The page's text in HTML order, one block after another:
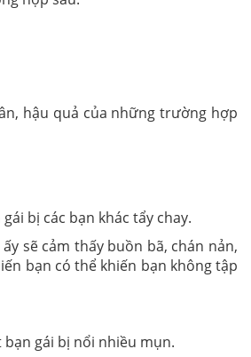
hậu quả của những trường hợp
bị các bạn khác tẩy chay.
sẽ cảm thấy buồn bã, chán nản,
bạn có thể khiến bạn không tập
gái bị nổi nhiều mụn.